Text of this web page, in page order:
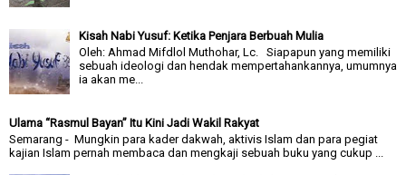
Kisah Nabi Yusuf: Ketika Penjara Berbuah Mulia
Oleh: Ahmad Mifdlol Muthohar, Lc. Siapapun yang memiliki
sebuah ideologi dan hendak mempertahankannya, umumnya
ia akan me...
Ulama “Rasmul Bayan” Itu Kini Jadi Wakil Rakyat
Semarang - Mungkin para kader dakwah, aktivis Islam dan para pegiat
kajian Islam pernah membaca dan mengkaji sebuah buku yang cukup ...